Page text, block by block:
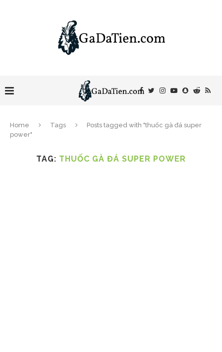
Home Tags
Posts tagged with "thuốc gà đá super
power"
TAG: THUỐC GÀ ĐÁ SUPER POWER